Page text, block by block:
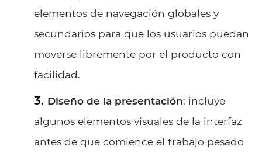
elementos de navegación globales y
secundarios para que los usuarios puedan
moverse libremente por el producto con
facilidad.
Diseño de la presentación: incluye
algunos elementos visuales de la interfaz
antes de que comience el trabajo pesado